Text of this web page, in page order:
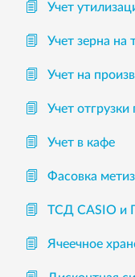
Учет
Учет зерна на
Учет на
Учет
Учет в кафе
Фасовка
ТСД CASIO
Ячеечное